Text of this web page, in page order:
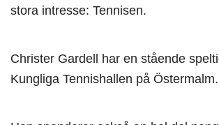
stora intresse: Tennisen.
Christer Gardell har en stående
Kungliga Tennishallen på Östermalm.